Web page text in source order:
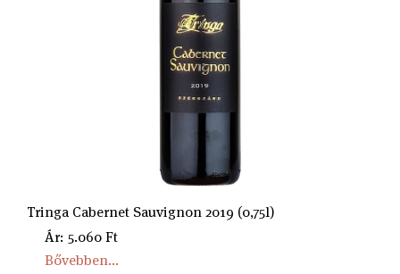
Tringa Cabernet Sauvignon 2019 (0,75l)
Ár: 5.060 Ft
Bővebben...